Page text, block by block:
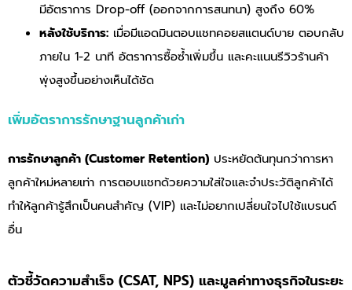
มีอัตราการ Drop-off (ออกจากการสนทนา) สูงถึง 60%
หลังใช้บริการ: เมื่อมีแอดมินตอบแชทคอยสแตนด์บาย ตอบกลับ
ภายใน 1-2 นาที อัตราการซื้อซ้ำเพิ่มขึ้น และคะแนนรีวิวร้านค้า
พุ่งสูงขึ้นอย่างเห็นได้ชัด
เพิ่มอัตราการรักษาฐานลูกค้าเก่า
การรักษาลูกค้า (Customer Retention) ประหยัดต้นทุนกว่าการหา
ลูกค้าใหม่หลายเท่า การตอบแชทด้วยความใส่ใจและจำประวัติลูกค้าได้
ทำให้ลูกค้ารู้สึกเป็นคนสำคัญ (VIP) และไม่อยากเปลี่ยนใจไปใช้แบรนด์
อื่น
ตัวชี้วัดความสำเร็จ (CSAT, NPS) และมูลค่าทางธุรกิจในระยะ